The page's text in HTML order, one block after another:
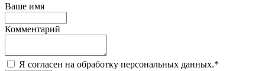
Ваше имя
Комментарий
Я согласен на обработку персональных данных.*